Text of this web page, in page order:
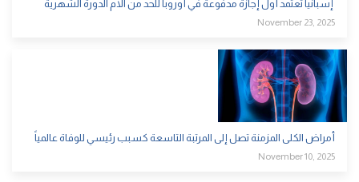
إسبانيا تعتمد أول إجازة مدفوعة في أوروبا للحد من آلام الدورة الشهرية
November 23, 2025
أمراض الكلى المزمنة تصل إلى المرتبة التاسعة كسبب رئيسي للوفاة عالمياً
November 10, 2025